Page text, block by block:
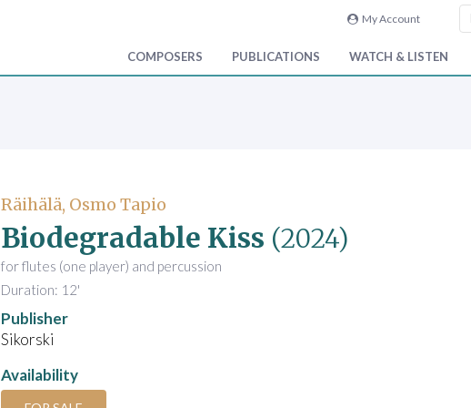
My Account
COMPOSERS PUBLICATIONS WATCH & LISTEN
Räihälä, Osmo Tapio
Biodegradable Kiss (2024)
for flutes (one player) and percussion
Duration: 12'
Publisher
Sikorski
Availability